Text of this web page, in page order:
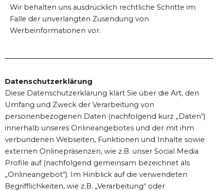
Wir behalten uns ausdrücklich rechtliche Schritte im
Falle der unverlangten Zusendung von
Werbeinformationen vor.
Datenschutzerklärung
Diese Datenschutzerklärung klärt Sie über die Art, den
Umfang und Zweck der Verarbeitung von
personenbezogenen Daten (nachfolgend kurz „Daten“)
innerhalb unseres Onlineangebotes und der mit ihm
verbundenen Webseiten, Funktionen und Inhalte sowie
externen Onlinepräsenzen, wie z.B. unser Social Media
Profile auf (nachfolgend gemeinsam bezeichnet als
„Onlineangebot“). Im Hinblick auf die verwendeten
Begrifflichkeiten, wie z.B. „Verarbeitung“ oder